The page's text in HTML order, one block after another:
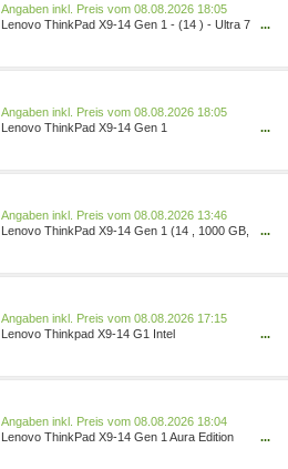
Preis vom 08.08.2026 18:05
Lenovo ThinkPad X9-14 Gen 1 - (14 ) - Ultra 7
...
Preis vom 08.08.2026 18:05
Lenovo ThinkPad X9-14 Gen 1
...
Preis vom 08.08.2026 13:46
Lenovo ThinkPad X9-14 Gen 1 (14 , 1000 GB,
...
Preis vom 08.08.2026 17:15
Lenovo Thinkpad X9-14 G1 Intel
...
Preis vom 08.08.2026 18:04
Lenovo ThinkPad X9-14 Gen 1 Aura Edition
...